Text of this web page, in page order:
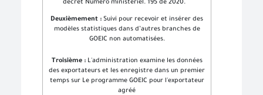
décret Numéro ministériel. 195 de 2020.
Deuxièmement :Suivi pour recevoir et insérer des
modèles statistiques dans d’autres branches de
GOEIC non automatisées.
Troisième :L'administration examine les données
des exportateurs et les enregistre dans un premier
temps sur Le programme GOEIC pour l'exportateur
agréé